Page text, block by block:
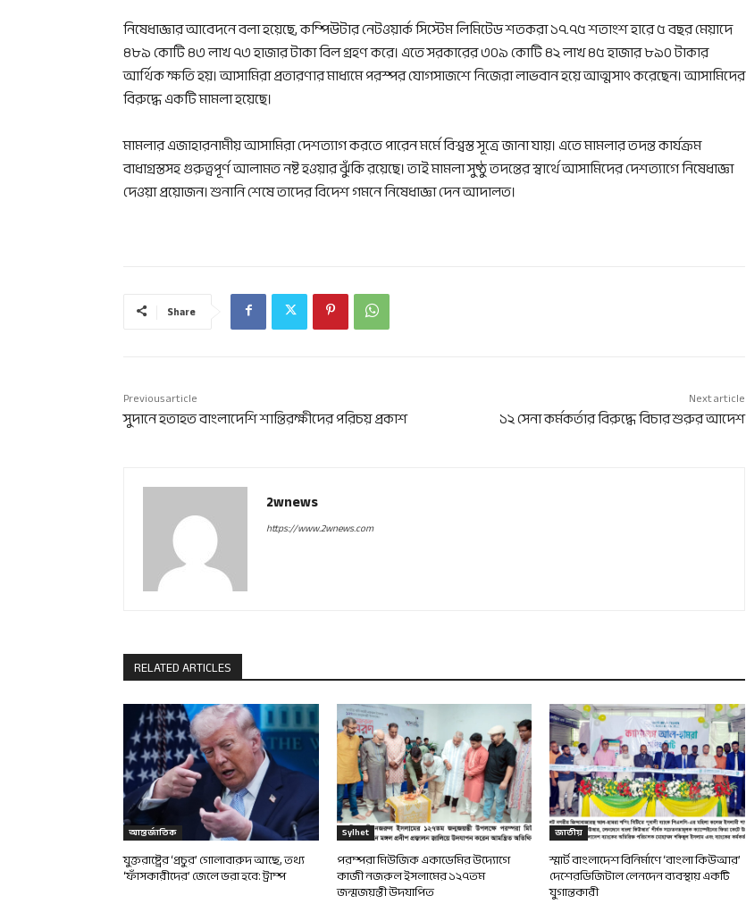
নিষেধাজ্ঞার আবেদনে বলা হয়েছে, কম্পিউটার নেটওয়ার্ক সিস্টেম লিমিটেড শতকরা ১৭.৭৫ শতাংশ হারে ৫ বছর মেয়াদে
৪৮৯ কোটি ৪৩ লাখ ৭৩ হাজার টাকা বিল গ্রহণ করে। এতে সরকারের ৩০৯ কোটি ৪২ লাখ ৪৫ হাজার ৮৯০ টাকার
আর্থিক ক্ষতি হয়। আসামিরা প্রতারণার মাধ্যমে পরস্পর যোগসাজশে নিজেরা লাভবান হয়ে আত্মসাৎ করেছেন। আসামিদের
বিরুদ্ধে একটি মামলা হয়েছে।
মামলার এজাহারনামীয় আসামিরা দেশত্যাগ করতে পারেন মর্মে বিশ্বস্ত সূত্রে জানা যায়। এতে মামলার তদন্ত কার্যক্রম
বাধাগ্রস্তসহ গুরুত্বপূর্ণ আলামত নষ্ট হওয়ার ঝুঁকি রয়েছে। তাই মামলা সুষ্ঠু তদন্তের স্বার্থে আসামিদের দেশত্যাগে নিষেধাজ্ঞা
দেওয়া প্রয়োজন। শুনানি শেষে তাদের বিদেশ গমনে নিষেধাজ্ঞা দেন আদালত।
Share
Previous article
সুদানে হতাহত বাংলাদেশি শান্তিরক্ষীদের পরিচয় প্রকাশ
Next article
১২ সেনা কর্মকর্তার বিরুদ্ধে বিচার শুরুর আদেশ
2wnews
https://www.2wnews.com
RELATED ARTICLES
আন্তর্জাতিক
যুক্তরাষ্ট্রের ‘প্রচুর’ গোলাবারুদ আছে, তথ্য
‘ফাঁসকারীদের’ জেলে ভরা হবে: ট্রাম্প
Sylhet
পরম্পরা মিউজিক একাডেমির উদ্যোগে
কাজী নজরুল ইসলামের ১২৭তম
জন্মজয়ন্তী উদযাপিত
জাতীয়
স্মার্ট বাংলাদেশ বিনির্মাণে ‘বাংলা কিউআর’
দেশেরডিজিটাল লেনদেন ব্যবস্থায় একটি
যুগান্তকারী